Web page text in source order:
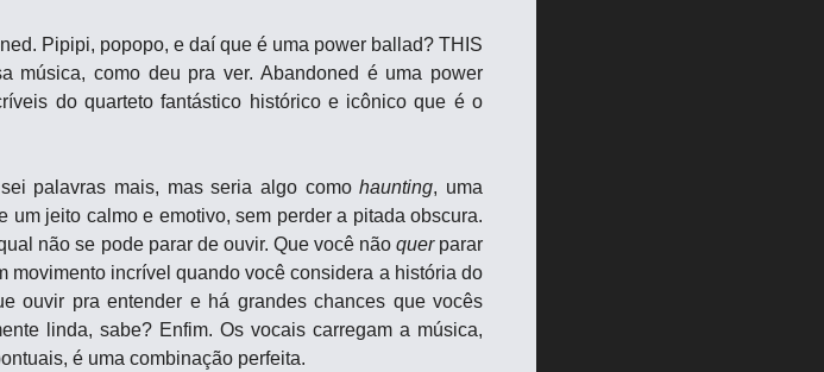
Pipipi, popopo, e daí que é uma power ballad? THIS
música, como deu pra ver. Abandoned é uma power
do quarteto fantástico histórico e icônico que é o
palavras mais, mas seria algo como haunting, uma
jeito calmo e emotivo, sem perder a pitada obscura.
não se pode parar de ouvir. Que você não quer parar
movimento incrível quando você considera a história do
ouvir pra entender e há grandes chances que vocês
linda, sabe? Enfim. Os vocais carregam a música,
é uma combinação perfeita.